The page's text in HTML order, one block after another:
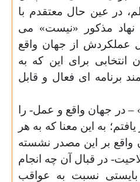
در عین حال معتقدم با
مذکور «نیست» می
عملکردش از جهان واقع
برای این که به
برنامه ای فعال و قابل
– در جهان واقع و عمل- را
به این معنا که به هر
واقع بر این مصدر نشسته
در قبال آن چه انجام
نسبت به عواقب